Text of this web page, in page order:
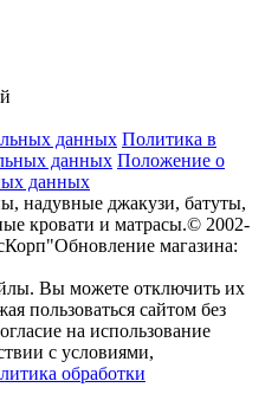
данных Политика в
данных Положение о
данных
надувные джакузи, батуты,
кровати и матрасы.© 2002-
Обновление магазина:
Вы можете отключить их
пользоваться сайтом без
на использование
с условиями,
обработки